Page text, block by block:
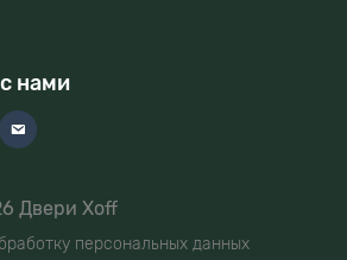
нами
Двери Xoff
персональных данных